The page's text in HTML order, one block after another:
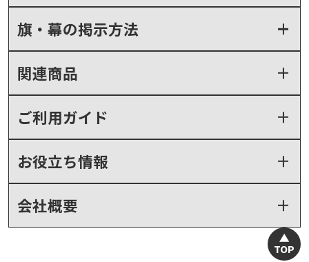
旗・幕の掲示方法
関連商品
ご利用ガイド
お役立ち情報
会社概要
TOP